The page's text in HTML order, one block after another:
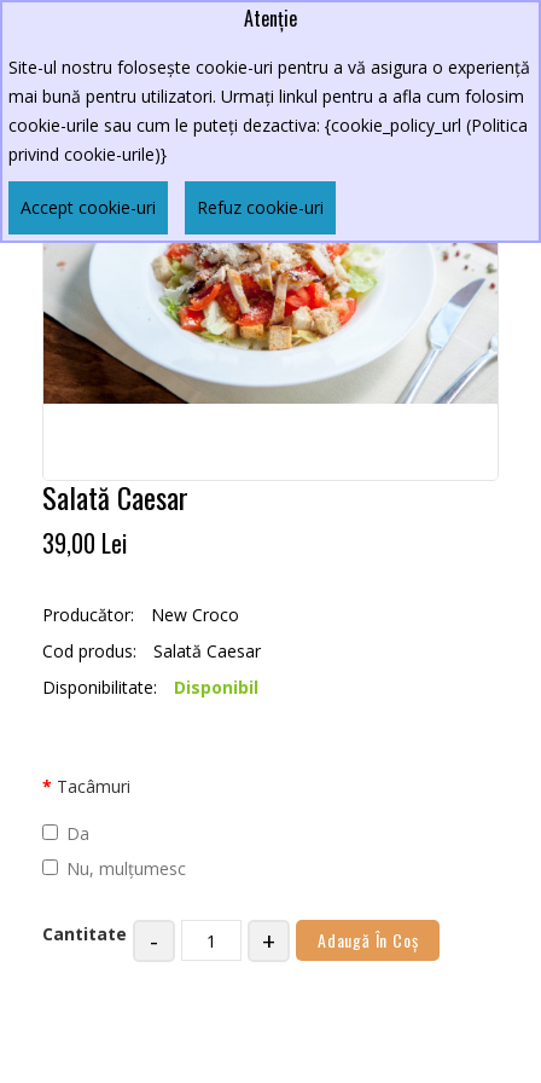
Atenție
Site-ul nostru folosește cookie-uri pentru a vă asigura o experiență
mai bună pentru utilizatori. Urmați linkul pentru a afla cum folosim
cookie-urile sau cum le puteți dezactiva: {cookie_policy_url (Politica
privind cookie-urile)}
Accept cookie-uri Refuz cookie-uri
Salată Caesar
39,00 Lei
Producător:
New Croco
Cod produs:
Salată Caesar
Disponibilitate:
Disponibil
Tacâmuri
Da
Nu, mulțumesc
Cantitate - + Adaugă În Coş